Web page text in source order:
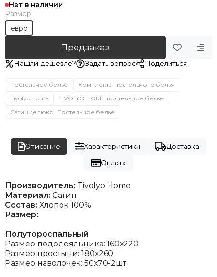
Нет в наличии
Размер
евро
Предзаказ
Нашли дешевле? Задать вопрос Поделиться
Постельное белье
Комплекты постельного белья
Tivolyo Home
TIVOLYO HOME постельное белье
Сатин делюкс | Постельное белье
Описание Характеристики
Доставка
Оплата
Производитель: Tivolyo Home
Материал: Сатин
Состав: Хлопок 100%
Размер:
Полутороспальный
Размер пододеяльника: 160х220
Размер простыни: 180х260
Размер наволочек: 50х70-2шт